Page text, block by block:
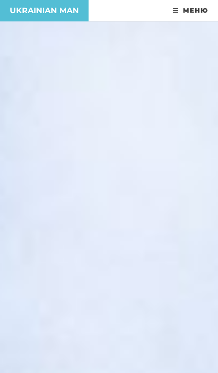
UKRAINIAN MAN МЕНЮ